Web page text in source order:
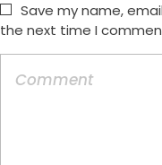
Save my name,
the next time I